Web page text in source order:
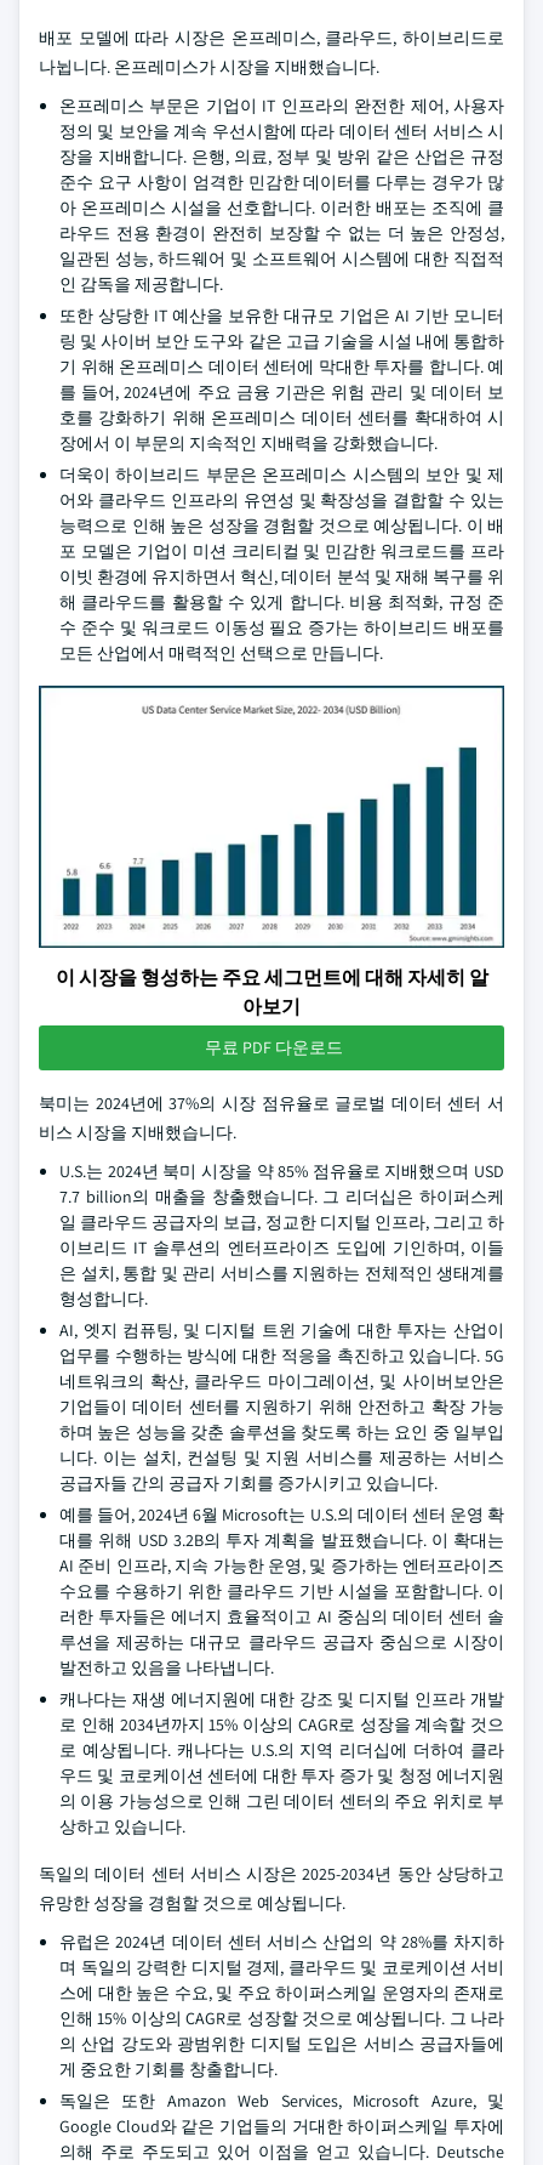
배포 모델에 따라 시장은 온프레미스, 클라우드, 하이브리드로
나뉩니다. 온프레미스가 시장을 지배했습니다.
온프레미스 부문은 기업이 IT 인프라의 완전한 제어, 사용자
정의 및 보안을 계속 우선시함에 따라 데이터 센터 서비스 시
장을 지배합니다. 은행, 의료, 정부 및 방위 같은 산업은 규정
준수 요구 사항이 엄격한 민감한 데이터를 다루는 경우가 많
아 온프레미스 시설을 선호합니다. 이러한 배포는 조직에 클
라우드 전용 환경이 완전히 보장할 수 없는 더 높은 안정성,
일관된 성능, 하드웨어 및 소프트웨어 시스템에 대한 직접적
인 감독을 제공합니다.
또한 상당한 IT 예산을 보유한 대규모 기업은 AI 기반 모니터
링 및 사이버 보안 도구와 같은 고급 기술을 시설 내에 통합하
기 위해 온프레미스 데이터 센터에 막대한 투자를 합니다. 예
를 들어, 2024년에 주요 금융 기관은 위험 관리 및 데이터 보
호를 강화하기 위해 온프레미스 데이터 센터를 확대하여 시
장에서 이 부문의 지속적인 지배력을 강화했습니다.
더욱이 하이브리드 부문은 온프레미스 시스템의 보안 및 제
어와 클라우드 인프라의 유연성 및 확장성을 결합할 수 있는
능력으로 인해 높은 성장을 경험할 것으로 예상됩니다. 이 배
포 모델은 기업이 미션 크리티컬 및 민감한 워크로드를 프라
이빗 환경에 유지하면서 혁신, 데이터 분석 및 재해 복구를 위
해 클라우드를 활용할 수 있게 합니다. 비용 최적화, 규정 준
수 준수 및 워크로드 이동성 필요 증가는 하이브리드 배포를
모든 산업에서 매력적인 선택으로 만듭니다.
이 시장을 형성하는 주요 세그먼트에 대해 자세히 알
아보기
무료 PDF 다운로드
북미는 2024년에 37%의 시장 점유율로 글로벌 데이터 센터 서
비스 시장을 지배했습니다.
U.S.는 2024년 북미 시장을 약 85% 점유율로 지배했으며 USD
7.7 billion의 매출을 창출했습니다. 그 리더십은 하이퍼스케
일 클라우드 공급자의 보급, 정교한 디지털 인프라, 그리고 하
이브리드 IT 솔루션의 엔터프라이즈 도입에 기인하며, 이들
은 설치, 통합 및 관리 서비스를 지원하는 전체적인 생태계를
형성합니다.
AI, 엣지 컴퓨팅, 및 디지털 트윈 기술에 대한 투자는 산업이
업무를 수행하는 방식에 대한 적응을 촉진하고 있습니다. 5G
네트워크의 확산, 클라우드 마이그레이션, 및 사이버보안은
기업들이 데이터 센터를 지원하기 위해 안전하고 확장 가능
하며 높은 성능을 갖춘 솔루션을 찾도록 하는 요인 중 일부입
니다. 이는 설치, 컨설팅 및 지원 서비스를 제공하는 서비스
공급자들 간의 공급자 기회를 증가시키고 있습니다.
예를 들어, 2024년 6월 Microsoft는 U.S.의 데이터 센터 운영 확
대를 위해 USD 3.2B의 투자 계획을 발표했습니다. 이 확대는
AI 준비 인프라, 지속 가능한 운영, 및 증가하는 엔터프라이즈
수요를 수용하기 위한 클라우드 기반 시설을 포함합니다. 이
러한 투자들은 에너지 효율적이고 AI 중심의 데이터 센터 솔
루션을 제공하는 대규모 클라우드 공급자 중심으로 시장이
발전하고 있음을 나타냅니다.
캐나다는 재생 에너지원에 대한 강조 및 디지털 인프라 개발
로 인해 2034년까지 15% 이상의 CAGR로 성장을 계속할 것으
로 예상됩니다. 캐나다는 U.S.의 지역 리더십에 더하여 클라
우드 및 코로케이션 센터에 대한 투자 증가 및 청정 에너지원
의 이용 가능성으로 인해 그린 데이터 센터의 주요 위치로 부
상하고 있습니다.
독일의 데이터 센터 서비스 시장은 2025-2034년 동안 상당하고
유망한 성장을 경험할 것으로 예상됩니다.
유럽은 2024년 데이터 센터 서비스 산업의 약 28%를 차지하
며 독일의 강력한 디지털 경제, 클라우드 및 코로케이션 서비
스에 대한 높은 수요, 및 주요 하이퍼스케일 운영자의 존재로
인해 15% 이상의 CAGR로 성장할 것으로 예상됩니다. 그 나라
의 산업 강도와 광범위한 디지털 도입은 서비스 공급자들에
게 중요한 기회를 창출합니다.
독일은 또한 Amazon Web Services, Microsoft Azure, 및
Google Cloud와 같은 기업들의 거대한 하이퍼스케일 투자에
의해 주로 주도되고 있어 이점을 얻고 있습니다. Deutsche